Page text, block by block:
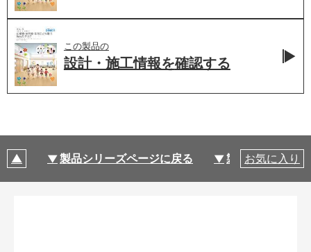
この製品の
設計・施工情報を確認する
製品シリーズページに戻る 製品仕様
お気に入り